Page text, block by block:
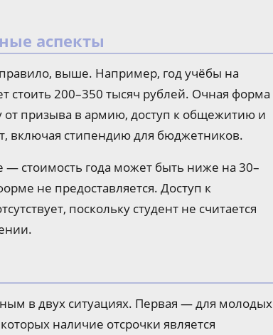
аспекты
выше. Например, год учёбы на
стоить 200–350 тысяч рублей. Очная форма
от призыва в армию, доступ к общежитию и
включая стипендию для бюджетников.
стоимость года может быть ниже на 30–
не предоставляется. Доступ к
поскольку студент не считается
в двух ситуациях. Первая — для молодых
наличие отсрочки является